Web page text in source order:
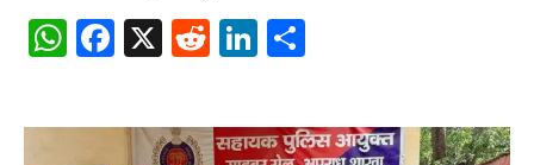
WhatsApp
Facebook
X RedditLinkedIn